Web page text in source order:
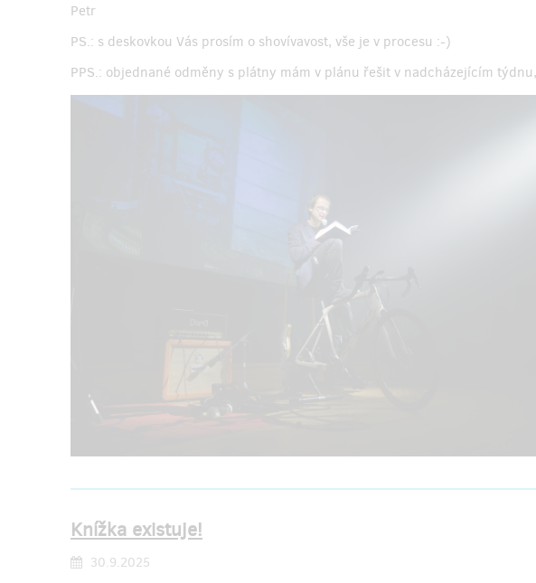
Petr
PS.: s deskovkou Vás prosím o shovívavost, vše je v procesu :-)
PPS.: objednané odměny s plátny mám v plánu řešit v nadcházejícím
Knížka existuje!
30.9.2025